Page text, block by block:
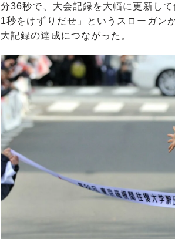
分36秒で、大会記録を大幅に更新し
1秒をけずりだせ」というスローガン
大記録の達成につながった。